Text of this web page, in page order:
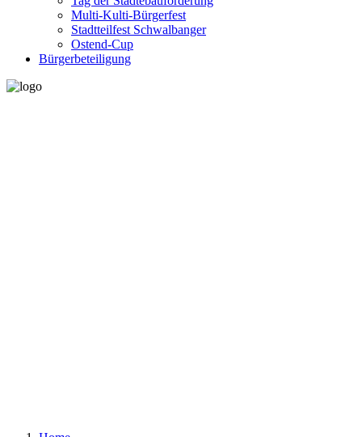
Multi-Kulti-Bürgerfest
Stadtteilfest Schwalbanger
Ostend-Cup
Bürgerbeteiligung